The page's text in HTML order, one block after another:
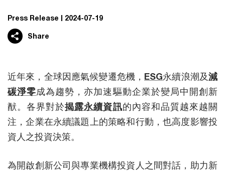
Press Release 2024-07-19
Share
近年來，全球因應氣候變遷危機， ESG永續浪潮及減
碳淨零成為趨勢，亦加速驅動企業於變局中開創新
猷。各界對於揭露永續資訊的內容和品質越來越關
注，企業在永續議題上的策略和行動，也高度影響投
資人之投資決策。
為開啟創新公司與專業機構投資人之間對話，助力新